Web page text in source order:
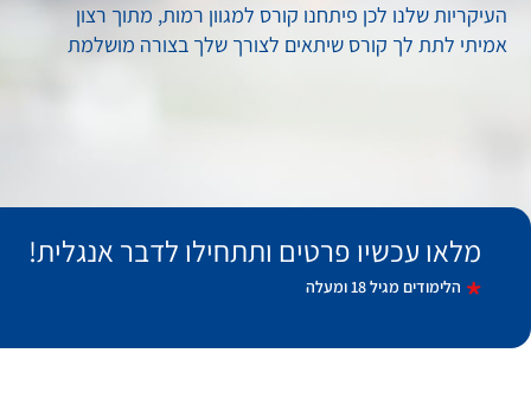
העיקריות שלנו לכן פיתחנו קורס למגוון רמות, מתוך רצון
אמיתי לתת לך קורס שיתאים לצורך שלך בצורה מושלמת
מלאו עכשיו פרטים ותתחילו לדבר אנגלית!
הלימודים מגיל 18 ומעלה